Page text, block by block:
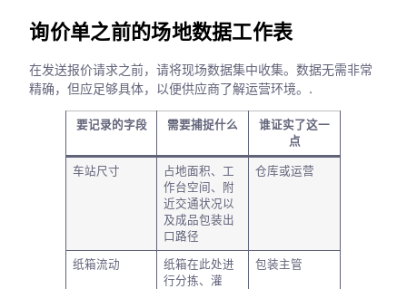
询价单之前的场地数据工作表
在发送报价请求之前，请将现场数据集中收集。数据无需非常
精确，但应足够具体，以便供应商了解运营环境。.
要记录的字段 需要捕捉什么
谁证实了这一
点
车站尺寸
占地面积、工
作台空间、附
近交通状况以
及成品包装出
口路径
仓库或运营
纸箱流动
纸箱在此处进
行分拣、灌
包装主管